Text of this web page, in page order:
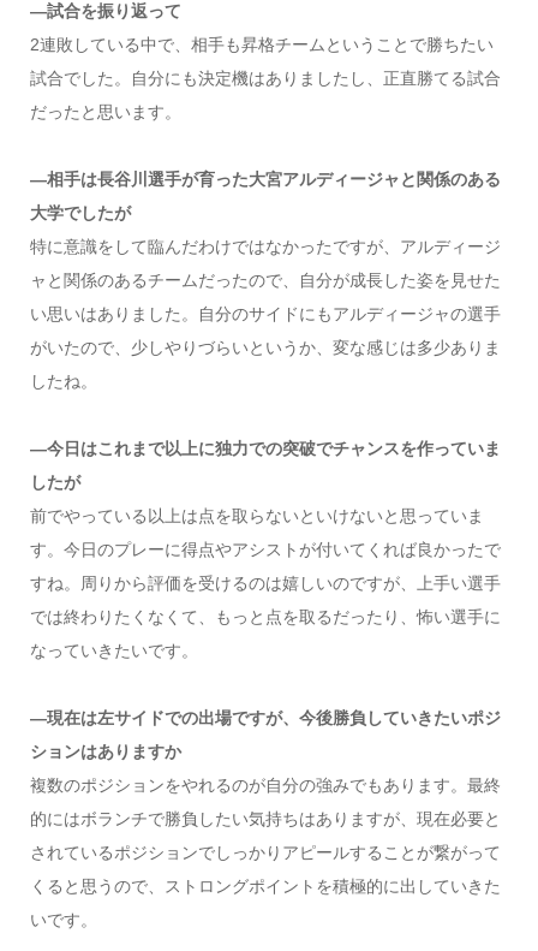
―試合を振り返って
2連敗している中で、相手も昇格チームということで勝ちたい
試合でした。自分にも決定機はありましたし、正直勝てる試合
だったと思います。
―相手は長谷川選手が育った大宮アルディージャと関係のある
大学でしたが
特に意識をして臨んだわけではなかったですが、アルディージ
ャと関係のあるチームだったので、自分が成長した姿を見せた
い思いはありました。自分のサイドにもアルディージャの選手
がいたので、少しやりづらいというか、変な感じは多少ありま
したね。
―今日はこれまで以上に独力での突破でチャンスを作っていま
したが
前でやっている以上は点を取らないといけないと思っていま
す。今日のプレーに得点やアシストが付いてくれば良かったで
すね。周りから評価を受けるのは嬉しいのですが、上手い選手
では終わりたくなくて、もっと点を取るだったり、怖い選手に
なっていきたいです。
―現在は左サイドでの出場ですが、今後勝負していきたいポジ
ションはありますか
複数のポジションをやれるのが自分の強みでもあります。最終
的にはボランチで勝負したい気持ちはありますが、現在必要と
されているポジションでしっかりアピールすることが繋がって
くると思うので、ストロングポイントを積極的に出していきた
いです。